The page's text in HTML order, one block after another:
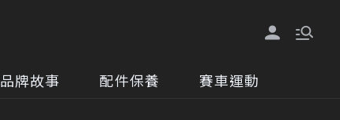
品牌故事 配件保養 賽車運動